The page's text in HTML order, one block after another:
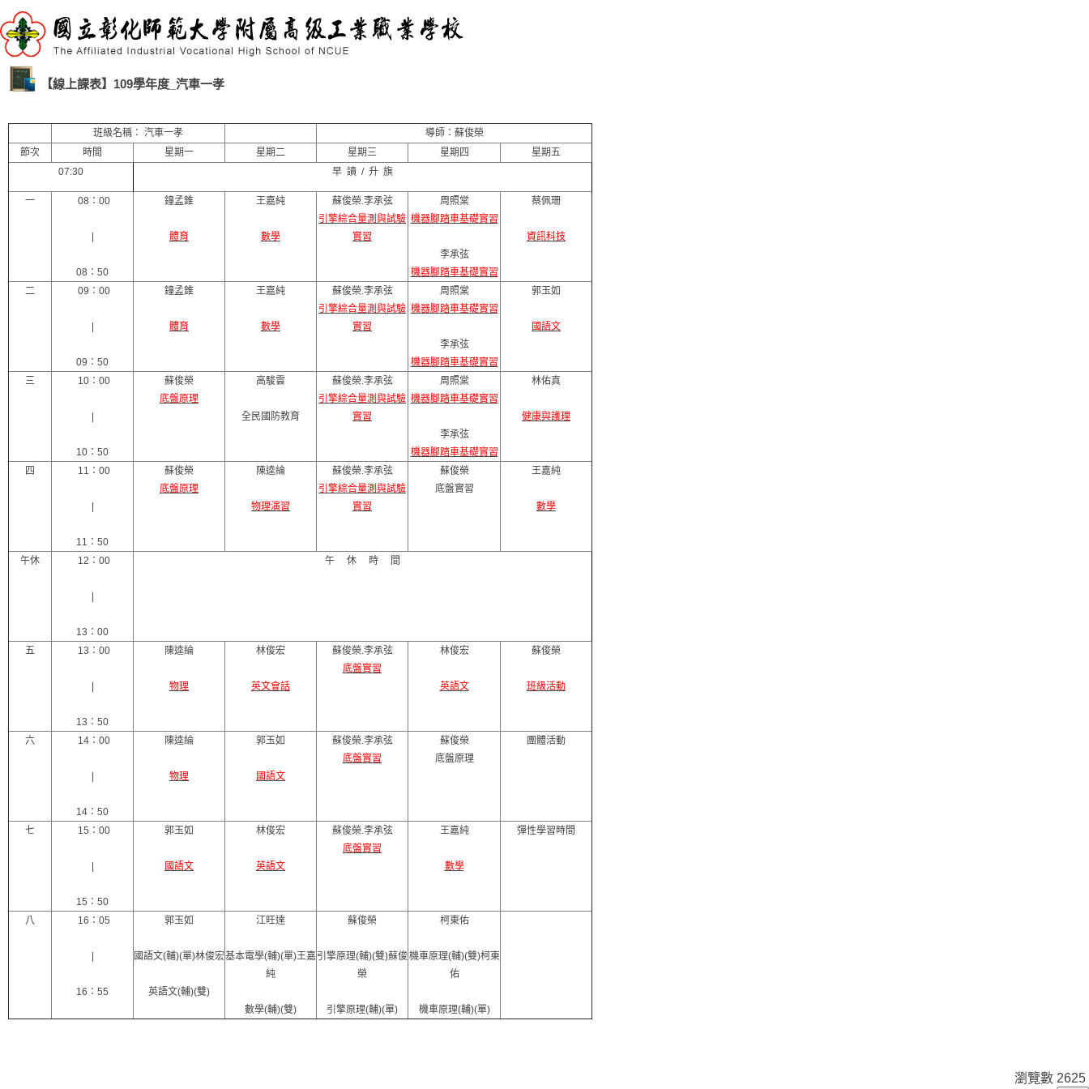
【線上課表】109學年度_汽車一孝
班級名稱： 汽車一孝
導師：蘇俊榮
節次
時間 星期一 星期二 星期三 星期四
星期五
07:30
早 讀 / 升 旗
一 08：00
08：50
鐘孟錐
體育
王嘉純
數學
蘇俊榮.李承弦
引擎綜合量測與試驗
實習
周照棠
機器腳踏車基礎實習
李承弦
機器腳踏車基礎實習
蔡佩珊
資訊科技
二 09：00
09：50
鐘孟錐
體育
王嘉純
數學
蘇俊榮.李承弦
引擎綜合量測與試驗
實習
周照棠
機器腳踏車基礎實習
李承弦
機器腳踏車基礎實習
郭玉如
國語文
三 10：00
10：50
蘇俊榮
底盤原理
高駿雲
全民國防教育
蘇俊榮.李承弦
引擎綜合量測與試驗
實習
周照棠
機器腳踏車基礎實習
李承弦
機器腳踏車基礎實習
林佑真
健康與護理
四 11：00
11：50
蘇俊榮
底盤原理
陳逵綸
物理演習
蘇俊榮.李承弦
引擎綜合量測與試驗
實習
蘇俊榮
底盤實習
王嘉純
數學
午休 12：00
13：00
午 休 時 間
五 13：00
13：50
陳逵綸
物理
林俊宏
英文會話
蘇俊榮.李承弦
底盤實習
林俊宏
英語文
蘇俊榮
班級活動
六 14：00
14：50
陳逵綸
物理
郭玉如
國語文
蘇俊榮.李承弦
底盤實習
蘇俊榮
底盤原理
團體活動
七 15：00
15：50
郭玉如
國語文
林俊宏
英語文
蘇俊榮.李承弦
底盤實習
王嘉純
數學
彈性學習時間
八 16：05
16：55
郭玉如
國語文(輔)(單)林俊宏
英語文(輔)(雙)
江旺達
基本電學(輔)(單)王嘉
純
數學(輔)(雙)
蘇俊榮
引擎原理(輔)(雙)蘇俊
榮
引擎原理(輔)(單)
柯東佑
機車原理(輔)(雙)柯東
佑
機車原理(輔)(單)
瀏覽數 2625